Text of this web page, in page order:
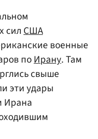
силСША
военные
поИрану. Там
свыше
эти удары
Ирана